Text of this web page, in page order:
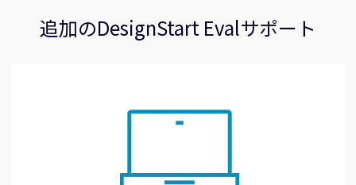
追加のDesignStart Evalサポート